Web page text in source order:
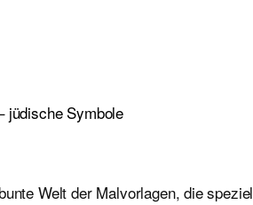
jüdische Symbole
Welt der Malvorlagen, die